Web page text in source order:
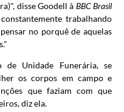
disse Goodell à BBC Brasil
trabalhando
no porquê de aquelas
de Unidade Funerária, se
os corpos em campo e
que faziam com que
diz ela.